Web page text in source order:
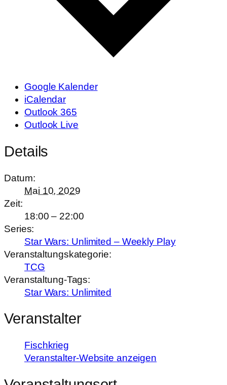
Google Kalender
iCalendar
Outlook 365
Outlook Live
Details
Datum:
Mai 10, 2029
Zeit:
18:00 – 22:00
Series:
Star Wars: Unlimited – Weekly Play
Veranstaltungskategorie:
TCG
Veranstaltung-Tags:
Star Wars: Unlimited
Veranstalter
Fischkrieg
Veranstalter-Website anzeigen